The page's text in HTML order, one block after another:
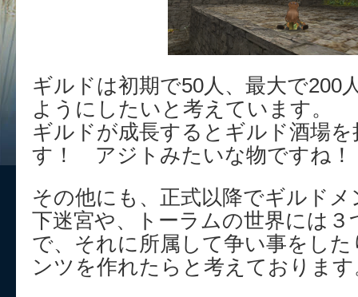
ギルドは初期で50人、最大で200
ようにしたいと考えています。
ギルドが成長するとギルド酒場
す！ アジトみたいな物ですね！
その他にも、正式以降でギルド
下迷宮や、トーラムの世界には
で、それに所属して争い事をし
ンツを作れたらと考えております